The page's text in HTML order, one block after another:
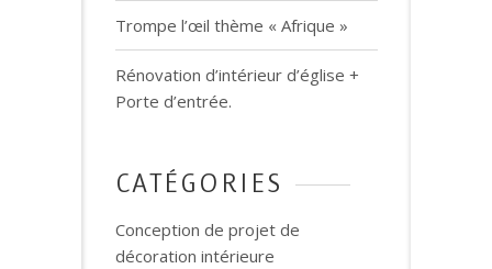
Trompe l’œil thème « Afrique »
Rénovation d’intérieur d’église +
Porte d’entrée.
CATÉGORIES
Conception de projet de
décoration intérieure